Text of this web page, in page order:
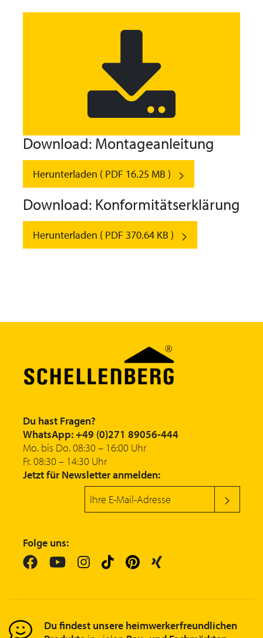
Download: Montageanleitung
Herunterladen ( PDF 16.25 MB )
Download: Konformitätserklärung
Herunterladen ( PDF 370.64 KB )
Du hast Fragen?
WhatsApp: +49 (0)271 89056-444
Mo. bis Do. 08:30 – 16:00 Uhr
Fr. 08:30 – 14:30 Uhr
Jetzt für Newsletter anmelden:
Folge uns:
Du findest unsere heimwerkerfreundlichen